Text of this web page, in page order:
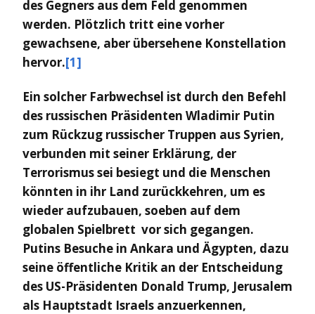
des Gegners aus dem Feld genommen
werden. Plötzlich tritt eine vorher
gewachsene, aber übersehene Konstellation
hervor.[1]
Ein solcher Farbwechsel ist durch den Befehl
des russischen Präsidenten Wladimir Putin
zum Rückzug russischer Truppen aus Syrien,
verbunden mit seiner Erklärung, der
Terrorismus sei besiegt und die Menschen
könnten in ihr Land zurückkehren, um es
wieder aufzubauen, soeben auf dem
globalen Spielbrett vor sich gegangen.
Putins Besuche in Ankara und Ägypten, dazu
seine öffentliche Kritik an der Entscheidung
des US-Präsidenten Donald Trump, Jerusalem
als Hauptstadt Israels anzuerkennen,